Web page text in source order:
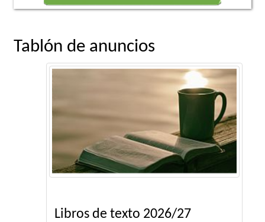
Tablón de anuncios
Libros de texto 2026/27